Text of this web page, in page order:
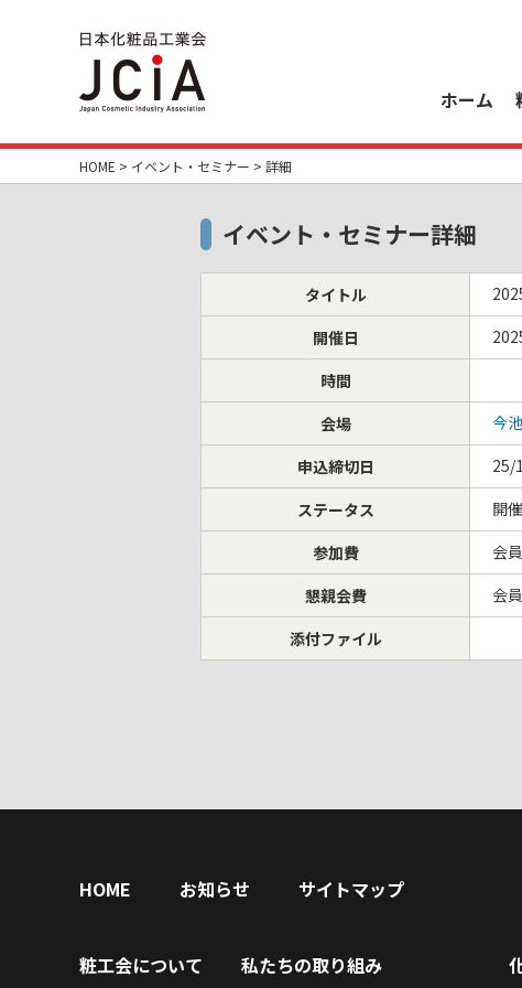
ホーム
HOME > イベント・セミナー > 詳細
イベント・セミナー詳細
タイトル
開催日
時間
会場
今
申込締切日
25/
ステータス
開
参加費
会
懇親会費
会
添付ファイル
HOME お知らせ サイトマップ
粧工会について
私たちの取り組み